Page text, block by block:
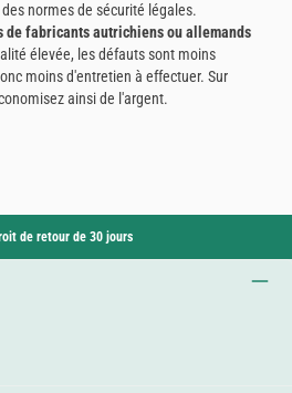
normes de sécurité légales.
de fabricants autrichiens ou allemands
élevée, les défauts sont moins
moins d'entretien à effectuer. Sur
ainsi de l'argent.
de retour de 30 jours